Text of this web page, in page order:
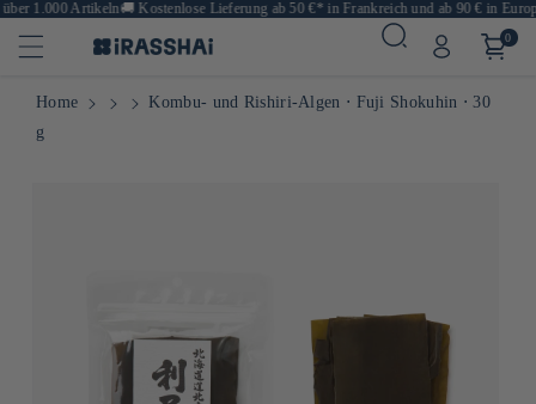
1.000 Artikeln🚚Kostenlose Lieferung ab 50 €* in Frankreich und ab 90 € in Europa
0
Home
Kombu- und Rishiri-Algen ⋅ Fuji Shokuhin ⋅ 30
g